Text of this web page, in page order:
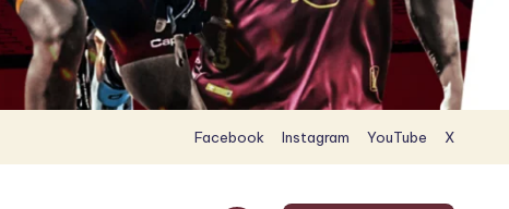
Facebook Instagram YouTube X